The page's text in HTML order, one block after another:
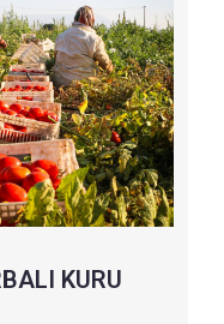
KURU